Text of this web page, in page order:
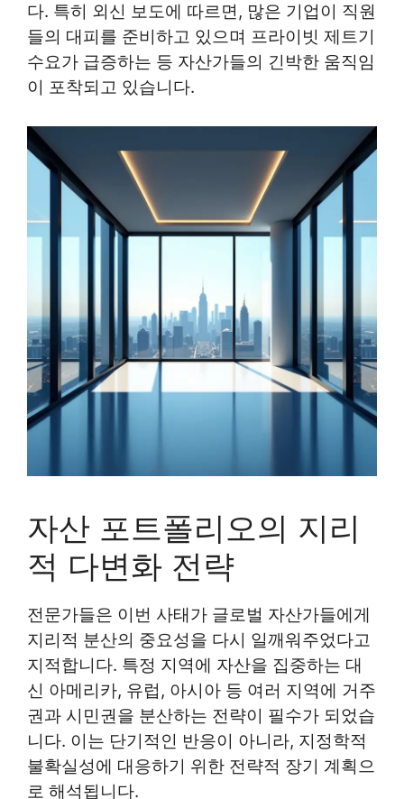
다. 특히 외신 보도에 따르면, 많은 기업이 직원
들의 대피를 준비하고 있으며 프라이빗 제트기
수요가 급증하는 등 자산가들의 긴박한 움직임
이 포착되고 있습니다.
자산 포트폴리오의 지리
적 다변화 전략
전문가들은 이번 사태가 글로벌 자산가들에게
지리적 분산의 중요성을 다시 일깨워주었다고
지적합니다. 특정 지역에 자산을 집중하는 대
신 아메리카, 유럽, 아시아 등 여러 지역에 거주
권과 시민권을 분산하는 전략이 필수가 되었습
니다. 이는 단기적인 반응이 아니라, 지정학적
불확실성에 대응하기 위한 전략적 장기 계획으
로 해석됩니다.